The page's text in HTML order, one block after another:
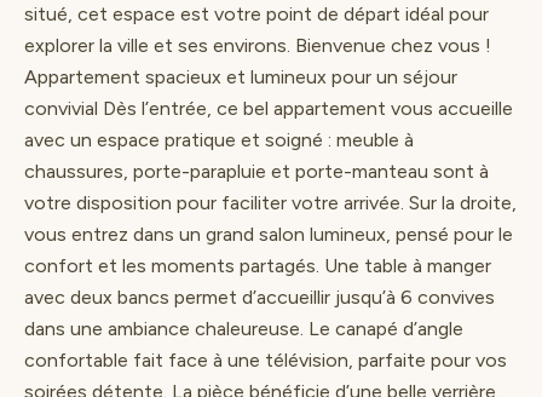
situé, cet espace est votre point de départ idéal pour
explorer la ville et ses environs. Bienvenue chez vous !
Appartement spacieux et lumineux pour un séjour
convivial Dès l’entrée, ce bel appartement vous accueille
avec un espace pratique et soigné : meuble à
chaussures, porte-parapluie et porte-manteau sont à
votre disposition pour faciliter votre arrivée. Sur la droite,
vous entrez dans un grand salon lumineux, pensé pour le
confort et les moments partagés. Une table à manger
avec deux bancs permet d’accueillir jusqu’à 6 convives
dans une ambiance chaleureuse. Le canapé d’angle
confortable fait face à une télévision, parfaite pour vos
soirées détente. La pièce bénéficie d’une belle verrière,